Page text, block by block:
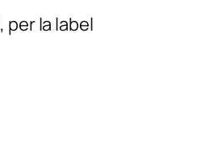
, per la label